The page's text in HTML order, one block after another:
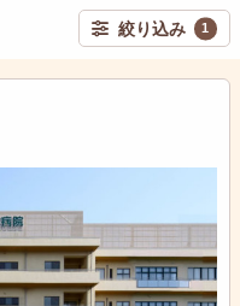
絞り込み 1